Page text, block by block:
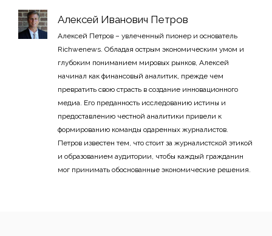
Алексей Иванович Петров
Алексей Петров – увлеченный пионер и основатель
Richwenews. Обладая острым экономическим умом и
глубоким пониманием мировых рынков, Алексей
начинал как финансовый аналитик, прежде чем
превратить свою страсть в создание инновационного
медиа. Его преданность исследованию истины и
предоставлению честной аналитики привели к
формированию команды одаренных журналистов.
Петров известен тем, что стоит за журналистской этикой
и образованием аудитории, чтобы каждый гражданин
мог принимать обоснованные экономические решения.